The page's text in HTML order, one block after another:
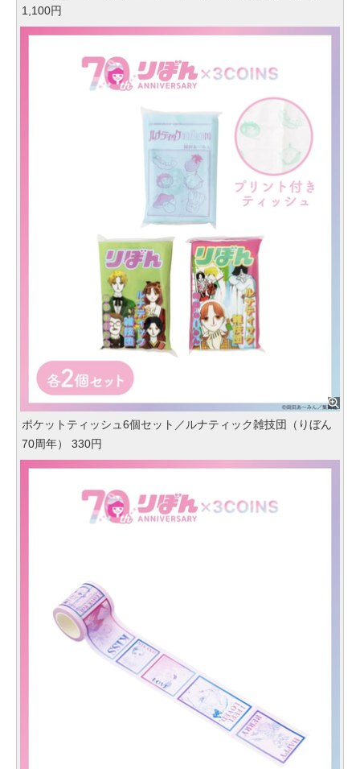
1,100円
ポケットティッシュ6個セット／ルナティック雑技団（りぼん
70周年） 330円